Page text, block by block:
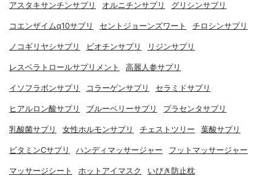
アスタキサンチンサプリ オルニチンサプリ グリシンサプリ
コエンザイムq10サプリ セントジョーンズワート チロシンサプリ
ノコギリヤシサプリ ビオチンサプリ リジンサプリ
レスベラトロールサプリメント 高麗人参サプリ
イソフラボンサプリ コラーゲンサプリ セラミドサプリ
ヒアルロン酸サプリ ブルーベリーサプリ プラセンタサプリ
乳酸菌サプリ 女性ホルモンサプリ チェストツリー 葉酸サプリ
ビタミンCサプリ ハンディマッサージャー フットマッサージャー
マッサージシート ホットアイマスク いびき防止枕